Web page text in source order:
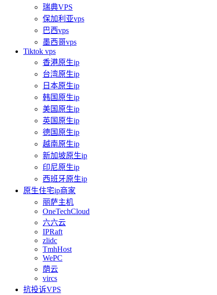
瑞典VPS
保加利亚vps
巴西vps
墨西哥vps
Tiktok vps
香港原生ip
台湾原生ip
日本原生ip
韩国原生ip
美国原生ip
英国原生ip
德国原生ip
越南原生ip
新加坡原生ip
印尼原生ip
西班牙原生ip
原生住宅ip商家
丽萨主机
OneTechCloud
六六云
IPRaft
zlidc
TmhHost
WePC
荫云
vircs
抗投诉VPS